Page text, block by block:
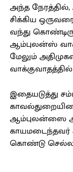
அந்த
சிக்கிய
வந்து
ஆம்புலன்ஸ்
மேலும்
வாக்குவாதத்தில்
இதையடுத்து
ஆம்புலன்ஸை
காயமடைந்தவர்
கொண்டு